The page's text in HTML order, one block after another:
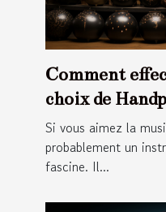
Comment
choix de
Si vous aimez la
probablement un
fascine. Il...